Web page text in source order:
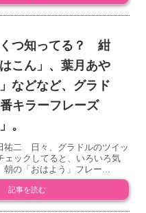
つ知ってる？ 紺
こん」、葉月あや
などなど、グラド
キラーフレーズ
。
祐二 日々、グラドルのツイッ
ェックしてると、いろいろ気
の「おはよう」フレー...
記事を読む